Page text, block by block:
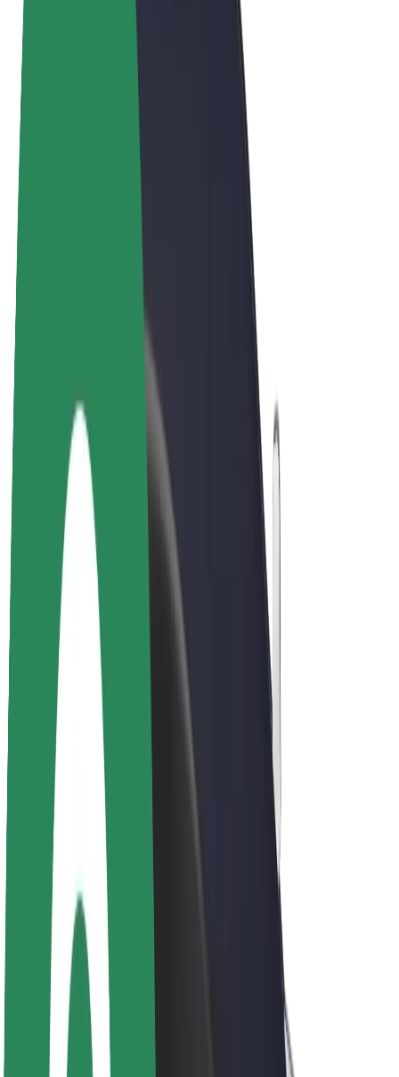
Conductores
Ingresos de conductor/a
Repartidores
Ingresos de repartidor
Comercios de Bolt Food
Flotas
Franquicias
Empresa
Trabajá con nosotros
Acerca de Bolt
Sostenibilidad en Bolt
Project Zero
Blog
Sala de prensa
Directrices de la marca
Relación con inversores
Liderazgo
Marca
Medios
Fondo Urbano
Seguridad